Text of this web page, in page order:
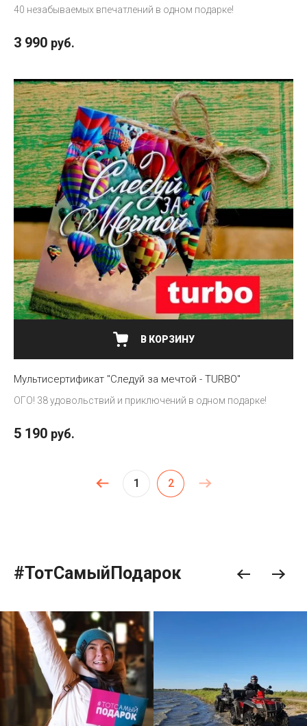
40 незабываемых впечатлений в одном подарке!
3 990 руб.
В КОРЗИНУ
Мультисертификат "Следуй за мечтой - TURBO"
ОГО! 38 удовольствий и приключений в одном подарке!
5 190 руб.
1 2
#ТотСамыйПодарок